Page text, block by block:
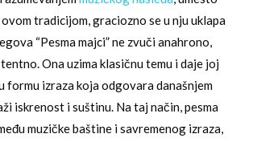
tradicijom, graciozno se u nju uklapa
“Pesma majci” ne zvuči anahrono,
Ona uzima klasičnu temu i daje joj
formu izraza koja odgovara današnjem
iskrenost i suštinu. Na taj način, pesma
muzičke baštine i savremenog izraza,